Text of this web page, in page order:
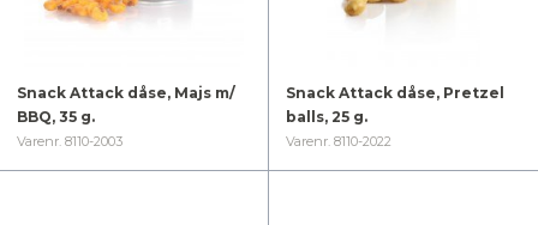
Varenr. 8110-2003
Snack Attack dåse, Majs m/
BBQ, 35 g.
Varenr. 8110-2022
Snack Attack dåse, Pretzel
balls, 25 g.